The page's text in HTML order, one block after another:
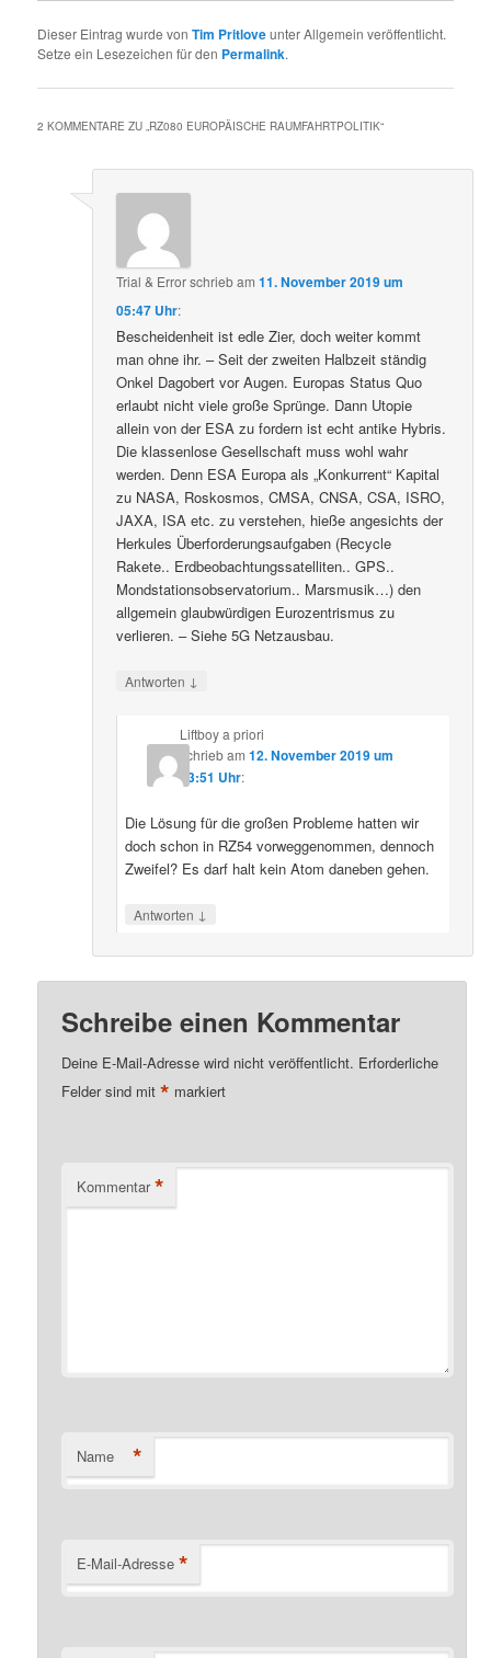
Dieser Eintrag wurde vonTim Pritloveunter Allgemein veröffentlicht.
Setze ein Lesezeichen für den Permalink.
2 KOMMENTARE ZU „ RZ080 EUROPÄISCHE RAUMFAHRTPOLITIK“
Trial & Errorschriebam11. November 2019 um
05:47 Uhr:
Bescheidenheit ist edle Zier, doch weiter kommt
man ohne ihr. – Seit der zweiten Halbzeit ständig
Onkel Dagobert vor Augen. Europas Status Quo
erlaubt nicht viele große Sprünge. Dann Utopie
allein von der ESA zu fordern ist echt antike Hybris.
Die klassenlose Gesellschaft muss wohl wahr
werden. Denn ESA Europa als „Konkurrent“ Kapital
zu NASA, Roskosmos, CMSA, CNSA, CSA, ISRO,
JAXA, ISA etc. zu verstehen, hieße angesichts der
Herkules Überforderungsaufgaben (Recycle
Rakete.. Erdbeobachtungssatelliten.. GPS..
Mondstationsobservatorium.. Marsmusik…) den
allgemein glaubwürdigen Eurozentrismus zu
verlieren. – Siehe 5G Netzausbau.
Antworten ↓
Liftboy a priori
schriebam 12. November 2019 um
03:51 Uhr:
Die Lösung für die großen Probleme hatten wir
doch schon in RZ54 vorweggenommen, dennoch
Zweifel? Es darf halt kein Atom daneben gehen.
Antworten ↓
Schreibe einen Kommentar
Deine E-Mail-Adresse wird nicht veröffentlicht. Erforderliche
Felder sind mit* markiert
Kommentar *
Name *
E-Mail-Adresse *